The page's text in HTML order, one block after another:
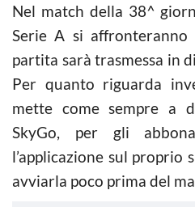
Nel match della 38^
Serie A si affronteranno
partita sarà trasmessa in
Per quanto riguarda
mette come sempre a
SkyGo, per gli
l’applicazione sul proprio
avviarla poco prima del